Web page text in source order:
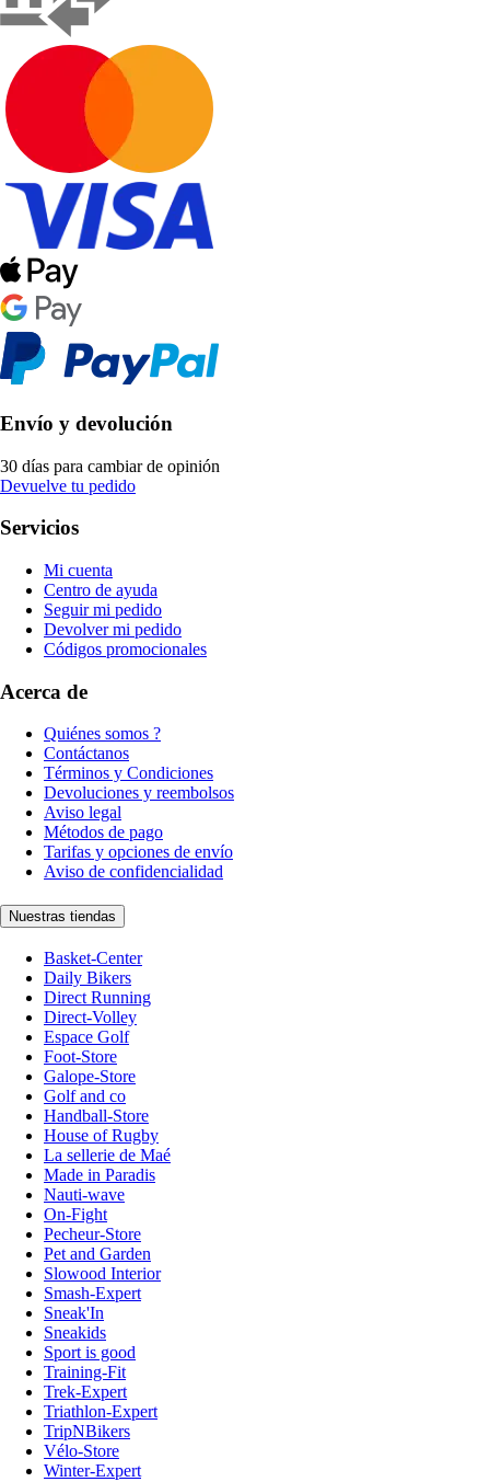
Envío y devolución
30 días para cambiar de opinión
Devuelve tu pedido
Servicios
Mi cuenta
Centro de ayuda
Seguir mi pedido
Devolver mi pedido
Códigos promocionales
Acerca de
Quiénes somos ?
Contáctanos
Términos y Condiciones
Devoluciones y reembolsos
Aviso legal
Métodos de pago
Tarifas y opciones de envío
Aviso de confidencialidad
Nuestras tiendas
Basket-Center
Daily Bikers
Direct Running
Direct-Volley
Espace Golf
Foot-Store
Galope-Store
Golf and co
Handball-Store
House of Rugby
La sellerie de Maé
Made in Paradis
Nauti-wave
On-Fight
Pecheur-Store
Pet and Garden
Slowood Interior
Smash-Expert
Sneak'In
Sneakids
Sport is good
Training-Fit
Trek-Expert
Triathlon-Expert
TripNBikers
Vélo-Store
Winter-Expert